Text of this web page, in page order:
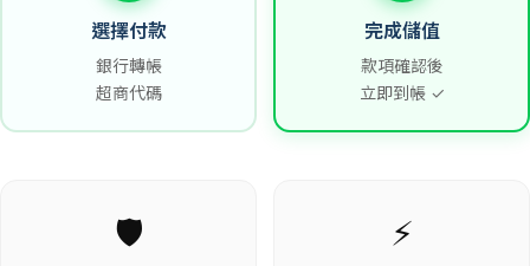
選擇付款
銀行轉帳
超商代碼
完成儲值
款項確認後
立即到帳 ✓
🛡️ ⚡